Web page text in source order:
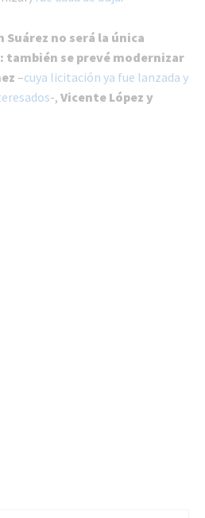
Suárez no será la única
también se prevé modernizar
–cuya licitación ya fue lanzada y
-, Vicente López y